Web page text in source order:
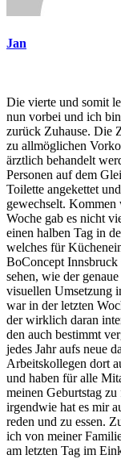
Jan
Die vierte und somit
nun vorbei und ich
zurück Zuhause. Die
zu allmöglichen
ärztlich behandelt
Personen auf dem
Toilette angekettet
gewechselt.
Woche gab es nicht
einen halben Tag in
welches für
BoConcept Innsbruck
sehen, wie der
visuellen Umsetzung
war in der letzten
der wirklich daran
den auch bestimmt
jedes Jahr aufs neue
Arbeitskollegen dort
und haben für alle
meinen Geburtstag
irgendwie hat es mir
reden und zu essen.
ich von meiner
am letzten Tag im